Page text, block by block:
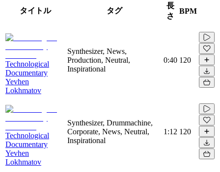
タイトル タグ
長
さ
BPM
Technological
Documentary
Yevhen
Lokhmatov
Synthesizer, News,
Production, Neutral,
Inspirational
0:40 120
Technological
Documentary
Yevhen
Lokhmatov
Synthesizer, Drummachine,
Corporate, News, Neutral,
Inspirational
1:12 120